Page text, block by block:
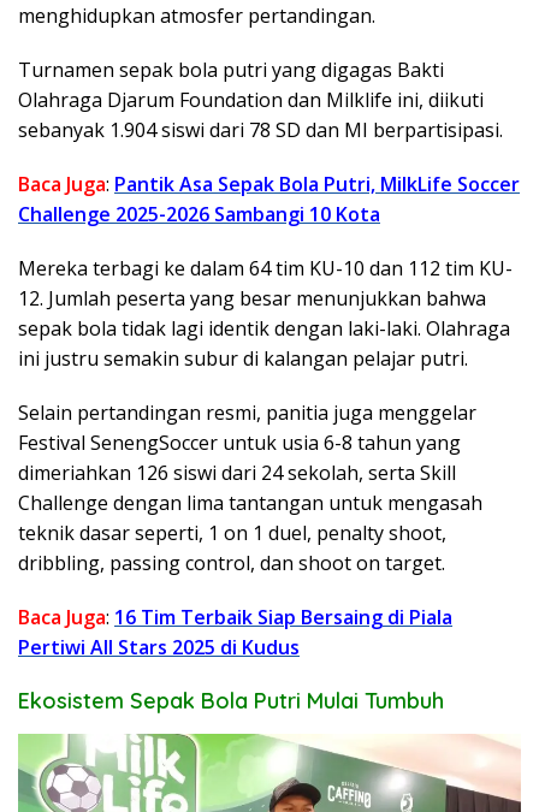
menghidupkan atmosfer pertandingan.
Turnamen sepak bola putri yang digagas Bakti
Olahraga Djarum Foundation dan Milklife ini, diikuti
sebanyak 1.904 siswi dari 78 SD dan MI berpartisipasi.
Baca Juga: Pantik Asa Sepak Bola Putri, MilkLife Soccer
Challenge 2025-2026 Sambangi 10 Kota
Mereka terbagi ke dalam 64 tim KU-10 dan 112 tim KU-
12. Jumlah peserta yang besar menunjukkan bahwa
sepak bola tidak lagi identik dengan laki-laki. Olahraga
ini justru semakin subur di kalangan pelajar putri.
Selain pertandingan resmi, panitia juga menggelar
Festival SenengSoccer untuk usia 6-8 tahun yang
dimeriahkan 126 siswi dari 24 sekolah, serta Skill
Challenge dengan lima tantangan untuk mengasah
teknik dasar seperti, 1 on 1 duel, penalty shoot,
dribbling, passing control, dan shoot on target.
Baca Juga: 16 Tim Terbaik Siap Bersaing di Piala
Pertiwi All Stars 2025 di Kudus
Ekosistem Sepak Bola Putri Mulai Tumbuh